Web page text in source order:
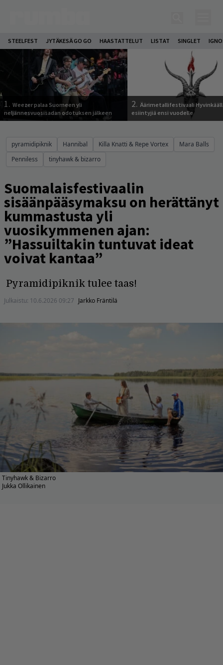
STEELFEST JYTÄKESÄ GO GO HAASTATTELUT LISTAT SINGLET
1. Weezer palaa Suomeen yli
neljännesvuosisadan odotuksen jälkeen
2. Äärimetallifestivaali
esiintyjiä ensi vuodelle
pyramidipiknik Hannibal Killa Knatti & Repe Vortex
Mara Balls
Penniless
tinyhawk & bizarro
Suomalaisfestivaalin
sisäänpääsymaksu on herättänyt
kummastusta yli
vuosikymmenen ajan:
”Hassuiltakin tuntuvat ideat
voivat kantaa”
Pyramidipiknik tulee taas!
Julkaistu: 10.6.2026 09:27 Jarkko Fräntilä
Tinyhawk & Bizarro
Jukka Ollikainen